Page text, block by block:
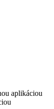
aplikáciou